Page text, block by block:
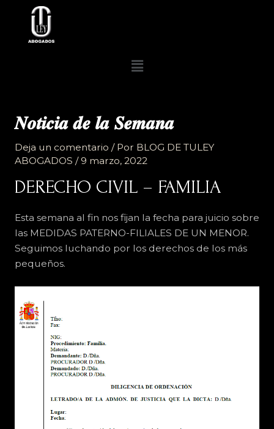
contenido
Menú
𝑵𝒐𝒕𝒊𝒄𝒊𝒂 𝒅𝒆 𝒍𝒂 𝑺𝒆𝒎𝒂𝒏𝒂
Deja un comentario / Por BLOG DE TULEY
ABOGADOS /9 marzo, 2022
DERECHO CIVIL – FAMILIA
Esta semana al fin nos fijan la fecha para juicio sobre
las MEDIDAS PATERNO-FILIALES DE UN MENOR.
Seguimos luchando por los derechos de los más
pequeños.